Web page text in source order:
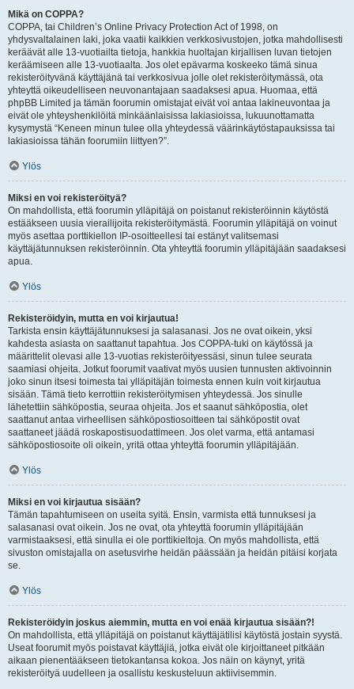
Mikä on COPPA?
COPPA, tai Children’s Online Privacy Protection Act of 1998, on
yhdysvaltalainen laki, joka vaatii kaikkien verkkosivustojen, jotka mahdollisesti
keräävät alle 13-vuotiailta tietoja, hankkia huoltajan kirjallisen luvan tietojen
keräämiseen alle 13-vuotiaalta. Jos olet epävarma koskeeko tämä sinua
rekisteröityvänä käyttäjänä tai verkkosivua jolle olet rekisteröitymässä, ota
yhteyttä oikeudelliseen neuvonantajaan saadaksesi apua. Huomaa, että
phpBB Limited ja tämän foorumin omistajat eivät voi antaa lakineuvontaa ja
eivät ole yhteyshenkilöitä minkäänlaisissa lakiasioissa, lukuunottamatta
kysymystä “Keneen minun tulee olla yhteydessä väärinkäytöstapauksissa tai
lakiasioissa tähän foorumiin liittyen?”.
Ylös
Miksi en voi rekisteröityä?
On mahdollista, että foorumin ylläpitäjä on poistanut rekisteröinnin käytöstä
estääkseen uusia vierailijoita rekisteröitymästä. Foorumin ylläpitäjä on voinut
myös asettaa porttikiellon IP-osoitteellesi tai estänyt valitsemasi
käyttäjätunnuksen rekisteröinnin. Ota yhteyttä foorumin ylläpitäjään saadaksesi
apua.
Ylös
Rekisteröidyin, mutta en voi kirjautua!
Tarkista ensin käyttäjätunnuksesi ja salasanasi. Jos ne ovat oikein, yksi
kahdesta asiasta on saattanut tapahtua. Jos COPPA-tuki on käytössä ja
määrittelit olevasi alle 13-vuotias rekisteröityessäsi, sinun tulee seurata
saamiasi ohjeita. Jotkut foorumit vaativat myös uusien tunnusten aktivoinnin
joko sinun itsesi toimesta tai ylläpitäjän toimesta ennen kuin voit kirjautua
sisään. Tämä tieto kerrottiin rekisteröitymisen yhteydessä. Jos sinulle
lähetettiin sähköpostia, seuraa ohjeita. Jos et saanut sähköpostia, olet
saattanut antaa virheellisen sähköpostiosoitteen tai sähköpostit ovat
saattaneet jäädä roskapostisuodattimeen. Jos olet varma, että antamasi
sähköpostiosoite oli oikein, yritä ottaa yhteyttä foorumin ylläpitäjään.
Ylös
Miksi en voi kirjautua sisään?
Tämän tapahtumiseen on useita syitä. Ensin, varmista että tunnuksesi ja
salasanasi ovat oikein. Jos ne ovat, ota yhteyttä foorumin ylläpitäjään
varmistaaksesi, että sinulla ei ole porttikieltoja. On myös mahdollista, että
sivuston omistajalla on asetusvirhe heidän päässään ja heidän pitäisi korjata
se.
Ylös
Rekisteröidyin joskus aiemmin, mutta en voi enää kirjautua sisään?!
On mahdollista, että ylläpitäjä on poistanut käyttäjätilisi käytöstä jostain syystä.
Useat foorumit myös poistavat käyttäjiä, jotka eivät ole kirjoittaneet pitkään
aikaan pienentääkseen tietokantansa kokoa. Jos näin on käynyt, yritä
rekisteröityä uudelleen ja osallistu keskusteluun aktiivisemmin.